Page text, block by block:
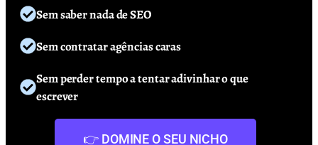
Sem saber nada de SEO
Sem contratar agências caras
Sem perder tempo a tentar adivinhar o que
escrever
👉 DOMINE O SEU NICHO